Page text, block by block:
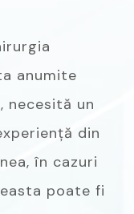
anumite
necesită un
din
în cazuri
poate fi